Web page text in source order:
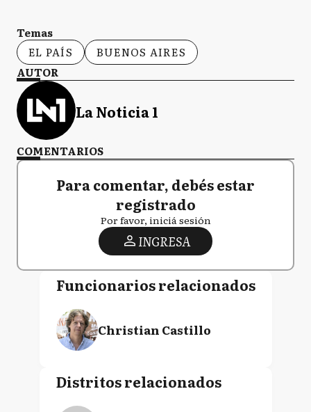
Temas
EL PAÍS
BUENOS AIRES
AUTOR
La Noticia 1
COMENTARIOS
Para comentar, debés estar
registrado
Por favor, iniciá sesión
INGRESA
Funcionarios relacionados
Christian Castillo
Distritos relacionados